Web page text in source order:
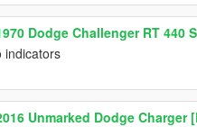
Dodge Challenger RT 440
indicators
Unmarked Dodge Charger